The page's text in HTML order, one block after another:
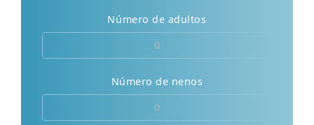
Número de adultos
Número de nenos